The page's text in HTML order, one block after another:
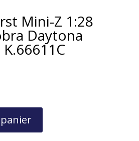
Mini-Z 1:28
Daytona